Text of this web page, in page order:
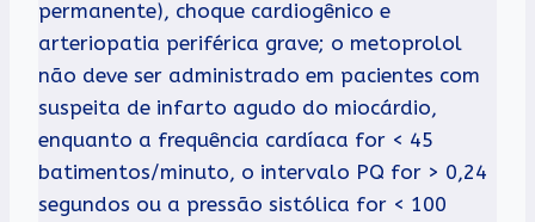
permanente), choque cardiogênico e
arteriopatia periférica grave; o metoprolol
não deve ser administrado em pacientes com
suspeita de infarto agudo do miocárdio,
enquanto a frequência cardíaca for < 45
batimentos/minuto, o intervalo PQ for > 0,24
segundos ou a pressão sistólica for < 100